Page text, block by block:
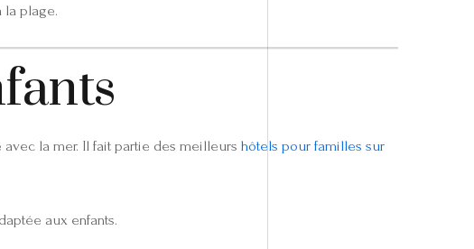
la plage.
la mer. Il fait partie des meilleurs hôtels pour familles sur
aux enfants.